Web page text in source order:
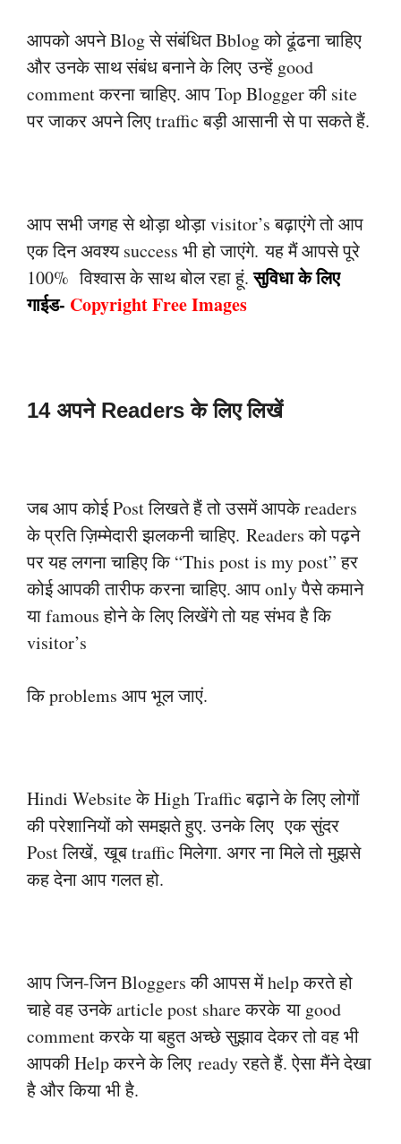
आपको अपने Blog से संबंधित Bblog को ढूंढना चाहिए
और उनके साथ संबंध बनाने के लिएउन्हें good
comment करना चाहिए. आप Top Blogger की site
पर जाकर अपने लिए trafficबड़ी आसानी से पा सकते हैं.
आप सभी जगह से थोड़ा थोड़ा visitor’s बढ़ाएंगे तो आप
एक दिन अवश्य success भी हो जाएंगे.यह मैं आपसे पूरे
100% विश्वास के साथ बोल रहा हूं.सुविधा के लिए
गाईड- Copyright Free Images
14 अपने Readers के लिए लिखें
जब आप कोई Post लिखते हैं तो उसमें आपके readers
के प्रति ज़िम्मेदारी झलकनी चाहिए. Readers को पढ़ने
पर यह लगना चाहिए कि “This post is my post” हर
कोई आपकी तारीफकरना चाहिए. आप only पैसे कमाने
या famous होने के लिए लिखेंगे तो यह संभव है कि
visitor’s
कि problems आप भूल जाएं.
Hindi Website के High Traffic बढ़ाने के लिए लोगों
की परेशानियों को समझते हुए. उनकेलिए एक सुंदर
Post लिखें,खूब traffic मिलेगा. अगर ना मिले तो मुझसे
कह देना आप गलत हो.
आप जिन-जिन Bloggers की आपस में help करते हो
चाहे वह उनके article post share करकेया good
comment करके या बहुत अच्छे सुझाव देकर तो वह भी
आपकी Help करने के लिए ready रहते हैं. ऐसा मैंने देखा
है और किया भी है.